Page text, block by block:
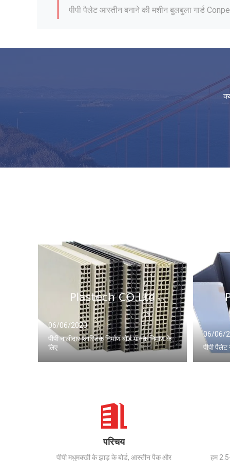
पीपी पैलेट आस्तीन बनाने की मशीन बुलबुला गार्ड
कोरिबोर्ड फ्लोर प्रोटेक्शन पीपी खोखला बोर्ड
2mm3mm 4mm सिंगल फेस पॉलीथीन नालीदार शीट
फर्श संरक्षण टुकड़े टुकड़े में पॉलीथीन नालीदार शीट
06/06/2020
पीपी नालीदार प्लास्टिक निर्माण बोर्ड मानक निर्माण के
लिए
06/06/
पीपी
परिचय
पीपी मधुमक्खी के झाड़ू के बोर्ड, आस्तीन पैक और हम